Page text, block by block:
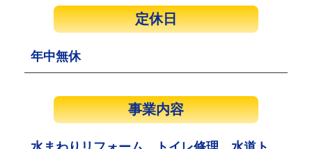
定休日
年中無休
事業内容